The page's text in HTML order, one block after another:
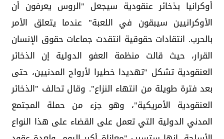
أوكرانيا بذخائر عنقودية سيجعل "الروس يعرفون أن
الأوكرانيين سيبقون في اللعبة" عندما يتعلق الأمر
بالحرب. انتقادات حقوقية انتقدت جماعات حقوق الإنسان
القرار، حيث قالت منظمة العفو الدولية إن الذخائر
العنقودية تشكل "تهديدا خطيرا لأرواح المدنيين، حتى
بعد فترة طويلة من انتهاء النزاع". وقال تحالف "الذخائر
العنقودية الأمريكية"، وهو جزء من حملة المجتمع
المدني الدولية التي تعمل على القضاء على هذا النواع